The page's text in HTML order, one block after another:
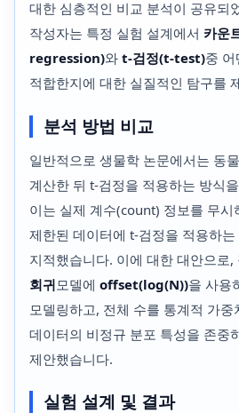
대한 심층적인 비교 분석이 공유되
작성자는 특정 실험 설계에서 카운
regression)와 t-검정(t-test)중 어
적합한지에 대한 실질적인 탐구를
분석 방법 비교
일반적으로 생물학 논문에서는 동
계산한 뒤 t-검정을 적용하는 방식
이는 실제 계수(count) 정보를 무시
제한된 데이터에 t-검정을 적용하
지적했습니다. 이에 대한 대안으로,
회귀모델에 offset(log(N))을 사용
모델링하고, 전체 수를 통계적 가
데이터의 비정규 분포 특성을 존중
제안했습니다.
실험 설계 및 결과